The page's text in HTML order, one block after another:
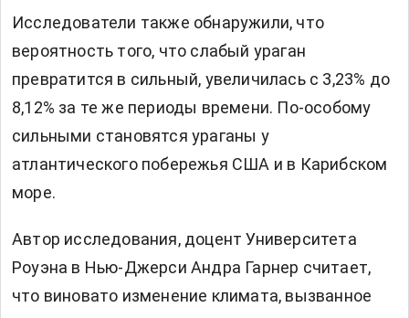
Исследователи также обнаружили, что
вероятность того, что слабый ураган
превратится в сильный, увеличилась с 3,23% до
8,12% за те же периоды времени. По-особому
сильными становятся ураганы у
атлантического побережья США и в Карибском
море.
Автор исследования, доцент Университета
Роуэна в Нью-Джерси Андра Гарнер считает,
что виновато изменение климата, вызванное